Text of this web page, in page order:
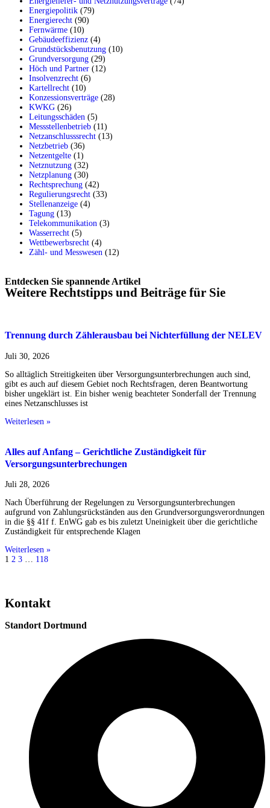
Energiepolitik (79)
Energierecht (90)
Fernwärme (10)
Gebäudeeffizienz (4)
Grundstücksbenutzung (10)
Grundversorgung (29)
Höch und Partner (12)
Insolvenzrecht (6)
Kartellrecht (10)
Konzessionsverträge (28)
KWKG (26)
Leitungsschäden (5)
Messstellenbetrieb (11)
Netzanschlusssrecht (13)
Netzbetrieb (36)
Netzentgelte (1)
Netznutzung (32)
Netzplanung (30)
Rechtsprechung (42)
Regulierungsrecht (33)
Stellenanzeige (4)
Tagung (13)
Telekommunikation (3)
Wasserrecht (5)
Wettbewerbsrecht (4)
Zähl- und Messwesen (12)
Entdecken Sie spannende Artikel
Weitere Rechtstipps und Beiträge für Sie
Trennung durch Zählerausbau bei Nichterfüllung der NELEV
Juli 30, 2026
So alltäglich Streitigkeiten über Versorgungsunterbrechungen auch sind,
gibt es auch auf diesem Gebiet noch Rechtsfragen, deren Beantwortung
bisher ungeklärt ist. Ein bisher wenig beachteter Sonderfall der Trennung
eines Netzanschlusses ist
Weiterlesen »
Alles auf Anfang – Gerichtliche Zuständigkeit für
Versorgungsunterbrechungen
Juli 28, 2026
Nach Überführung der Regelungen zu Versorgungsunterbrechungen
aufgrund von Zahlungsrückständen aus den Grundversorgungsverordnungen
in die §§ 41f f. EnWG gab es bis zuletzt Uneinigkeit über die gerichtliche
Zuständigkeit für entsprechende Klagen
Weiterlesen »
1 2 3 … 118
Kontakt
Standort Dortmund